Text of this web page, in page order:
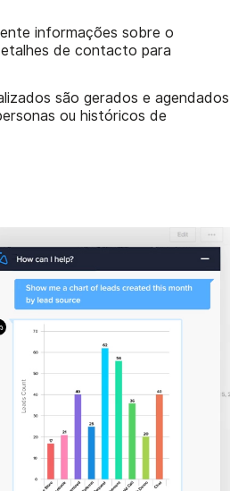
informações sobre o
de contacto para
são gerados e agendados
ou históricos de